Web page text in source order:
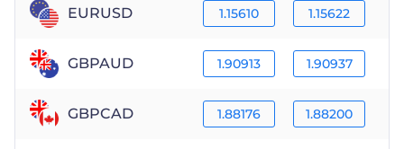
EURUSD 1.15610 1.15622
GBPAUD 1.90913 1.90937
GBPCAD 1.88176 1.88200